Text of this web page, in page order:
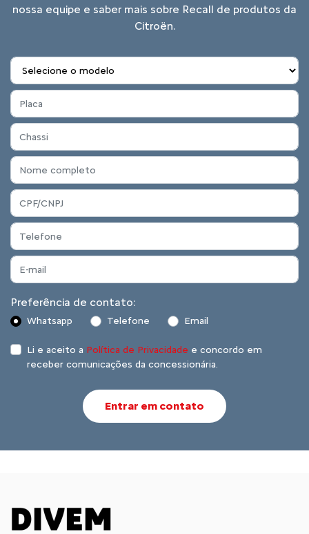
nossa equipe e saber mais sobre Recall de produtos da
Citroën.
Preferência de contato:
Whatsapp Telefone Email
Li e aceito a Política de Privacidade e concordo em
receber comunicações da concessionária.
Entrar em contato